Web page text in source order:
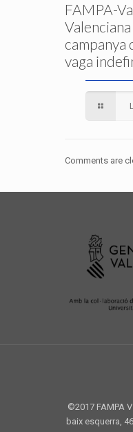
FAMPA-
campanya
vaga
Comments are
©2017 FAMPA
baix esquerra,